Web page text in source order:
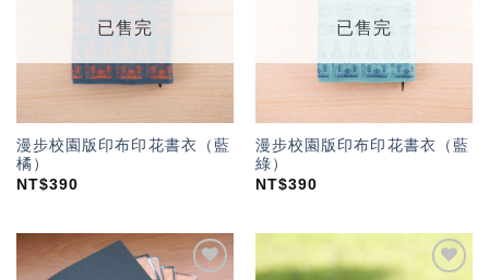
已售完
漫步校園版印布印花書衣（藍
橘）
NT$390
已售完
漫步校園版印布印花書衣（藍
綠）
NT$390